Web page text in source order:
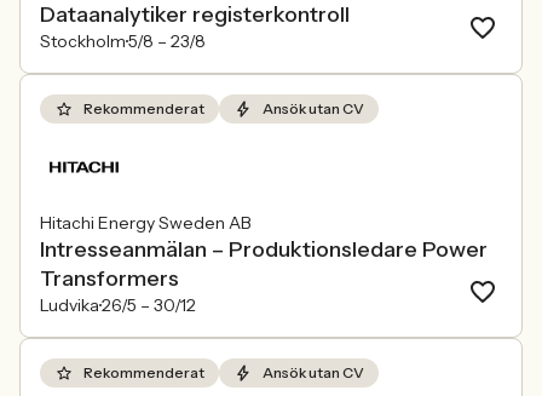
Dataanalytiker registerkontroll
Stockholm5/8 – 23/8
Rekommenderat Ansök utan CV
Hitachi Energy Sweden AB
Intresseanmälan – Produktionsledare Power
Transformers
Ludvika26/5 – 30/12
Rekommenderat Ansök utan CV